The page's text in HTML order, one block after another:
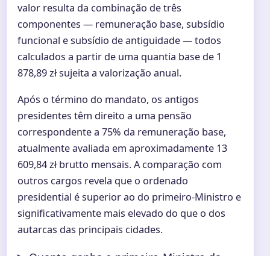
valor resulta da combinação de três
componentes — remuneração base, subsídio
funcional e subsídio de antiguidade — todos
calculados a partir de uma quantia base de 1
878,89 zł sujeita a valorização anual.
Após o término do mandato, os antigos
presidentes têm direito a uma pensão
correspondente a 75% da remuneração base,
atualmente avaliada em aproximadamente 13
609,84 zł brutto mensais. A comparação com
outros cargos revela que o ordenado
presidential é superior ao do primeiro-Ministro e
significativamente mais elevado do que o dos
autarcas das principais cidades.